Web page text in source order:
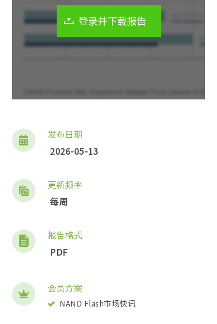
登录并下载报告
发布日期
2026-05-13
更新频率
每周
报告格式
PDF
会员方案
NAND Flash市场快讯